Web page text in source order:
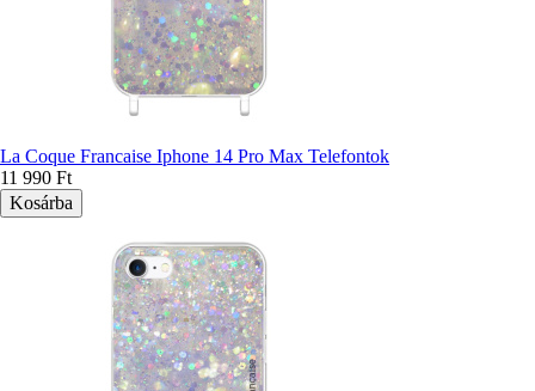
La Coque Francaise Iphone 14 Pro Max Telefontok
11 990 Ft